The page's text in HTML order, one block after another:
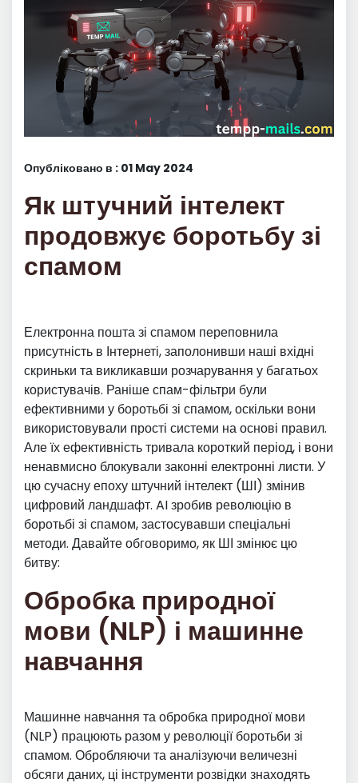
Опубліковано в : 01 May 2024
Як штучний інтелект
продовжує боротьбу зі
спамом
Електронна пошта зі спамом переповнила
присутність в Інтернеті, заполонивши наші вхідні
скриньки та викликавши розчарування у багатьох
користувачів. Раніше спам-фільтри були
ефективними у боротьбі зі спамом, оскільки вони
використовували прості системи на основі правил.
Але їх ефективність тривала короткий період, і вони
ненавмисно блокували законні електронні листи. У
цю сучасну епоху штучний інтелект (ШІ) змінив
цифровий ландшафт. AI зробив революцію в
боротьбі зі спамом, застосувавши спеціальні
методи. Давайте обговоримо, як ШІ змінює цю
битву:
Обробка природної
мови (NLP) і машинне
навчання
Машинне навчання та обробка природної мови
(NLP) працюють разом у революції боротьби зі
спамом. Обробляючи та аналізуючи величезні
обсяги даних, ці інструменти розвідки знаходять